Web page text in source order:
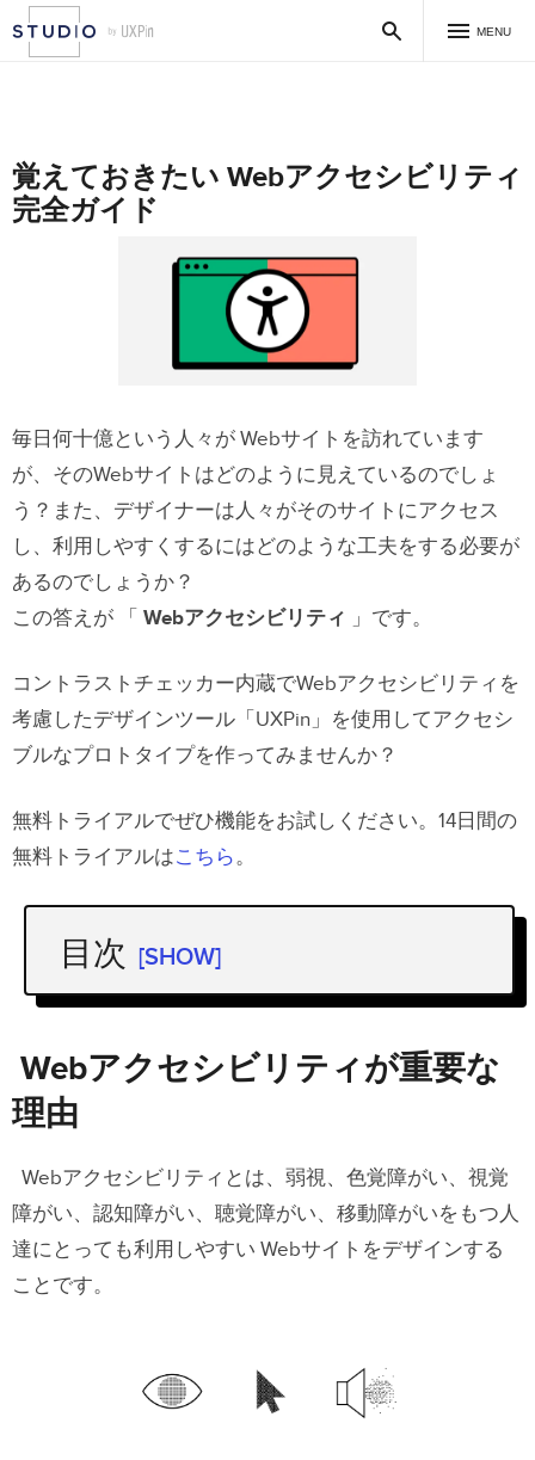
MENU
覚えておきたい Webアクセシビリティ
完全ガイド
毎日何十億という人々が Webサイトを訪れています
が、そのWebサイトはどのように見えているのでしょ
う？また、デザイナーは人々がそのサイトにアクセス
し、利用しやすくするにはどのような工夫をする必要が
あるのでしょうか？
この答えが 「 Webアクセシビリティ 」です。
コントラストチェッカー内蔵でWebアクセシビリティを
考慮したデザインツール「UXPin」を使用してアクセシ
ブルなプロトタイプを作ってみませんか？
無料トライアルでぜひ機能をお試しください。14日間の
無料トライアルはこちら。
目次 [SHOW]
Webアクセシビリティが重要な理由
POURとは？４つのウェブアクセシビ
リティにおける基準
この原則を満たすためにデザインで
従うべきガイドライン：
操作可能なUIとナビゲーションの原則
Webデザインを操作可能にする方
Webアクセシビリティが重要な
理由
Webアクセシビリティとは、弱視、色覚障がい、視覚
障がい、認知障がい、聴覚障がい、移動障がいをもつ人
達にとっても利用しやすい Webサイトをデザインする
ことです。